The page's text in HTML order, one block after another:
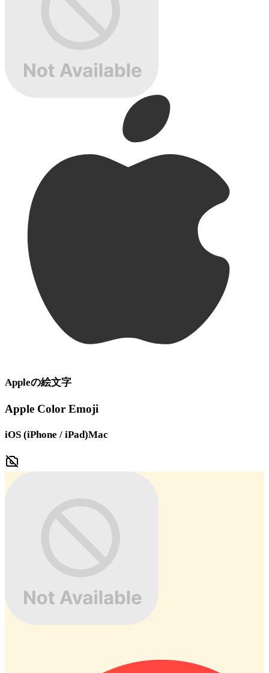
Appleの絵文字
Apple Color Emoji
iOS (iPhone / iPad)Mac